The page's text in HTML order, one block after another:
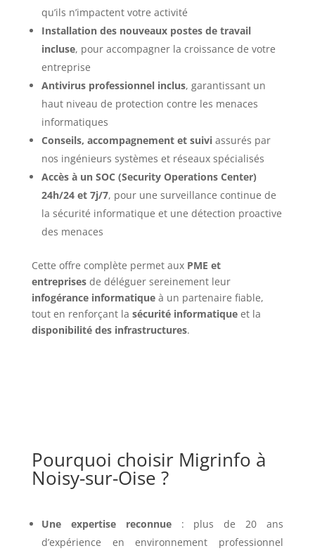
qu’ils n’impactent votre activité
Installation des nouveaux postes de travail
incluse, pour accompagner la croissance de votre
entreprise
Antivirus professionnel inclus, garantissant un
haut niveau de protection contre les menaces
informatiques
Conseils, accompagnement et suiviassurés par
nos ingénieurs systèmes et réseaux spécialisés
Accès à un SOC (Security Operations Center)
24h/24 et 7j/7, pour une surveillance continue de
la sécurité informatique et une détection proactive
des menaces
Cette offre complète permet aux PME et
entreprisesde déléguer sereinement leur
infogérance informatiqueà un partenaire fiable,
tout en renforçant la sécurité informatiqueet la
disponibilité des infrastructures.
Pourquoi choisir Migrinfo à
Noisy-sur-Oise ?
Une expertise reconnue: plus de 20 ans
d’expérience en environnement professionnel